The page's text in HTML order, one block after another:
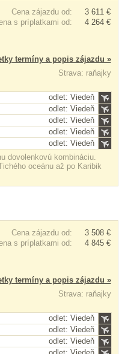
Cena zájazdu od:
3 611 €
s príplatkami od:
4 264 €
termíny a popis zájazdu »
Strava: raňajky
odlet: Viedeň
odlet: Viedeň
odlet: Viedeň
odlet: Viedeň
odlet: Viedeň
dovolenkovú kombináciu.
oceánu až po Karibik
Cena zájazdu od:
3 508 €
s príplatkami od:
4 845 €
termíny a popis zájazdu »
Strava: raňajky
odlet: Viedeň
odlet: Viedeň
odlet: Viedeň